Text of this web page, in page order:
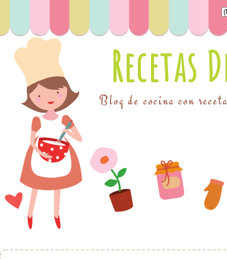
Recetas
Blog de cocina con